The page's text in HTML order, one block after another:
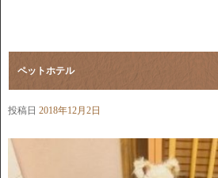
ペットホテル
投稿日 2018年12月2日